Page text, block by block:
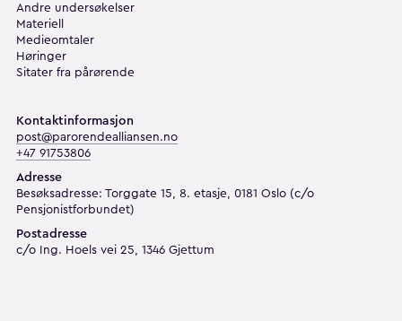
Andre undersøkelser
Materiell
Medieomtaler
Høringer
Sitater fra pårørende
Kontaktinformasjon
post@parorendealliansen.no
+47 91753806
Adresse
Besøksadresse: Torggate 15, 8. etasje, 0181 Oslo (c/o
Pensjonistforbundet)
Postadresse
c/o Ing. Hoels vei 25, 1346 Gjettum